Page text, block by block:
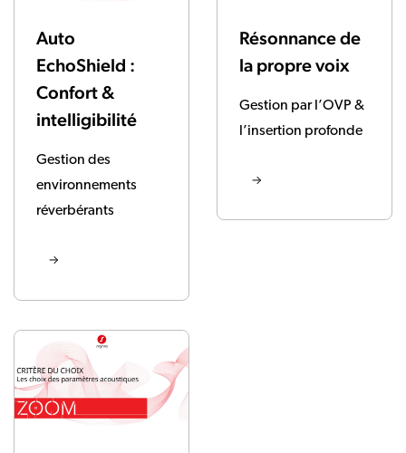
Auto
EchoShield :
Confort &
intelligibilité
Gestion des
environnements
réverbérants
Résonnance de
la propre voix
Gestion par l’OVP &
l’insertion profonde